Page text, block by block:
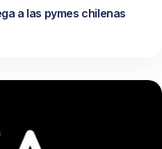
a las pymes chilenas